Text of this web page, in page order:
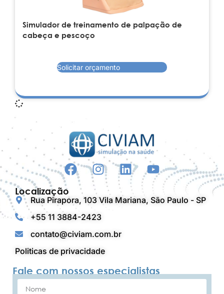
Simulador de treinamento de palpação de
cabeça e pescoço
Solicitar orçamento
Localização
Rua Pirapora, 103 Vila Mariana, São Paulo - SP
+55 11 3884-2423
contato@civiam.com.br
Politicas de privacidade
Fale com nossos especialistas